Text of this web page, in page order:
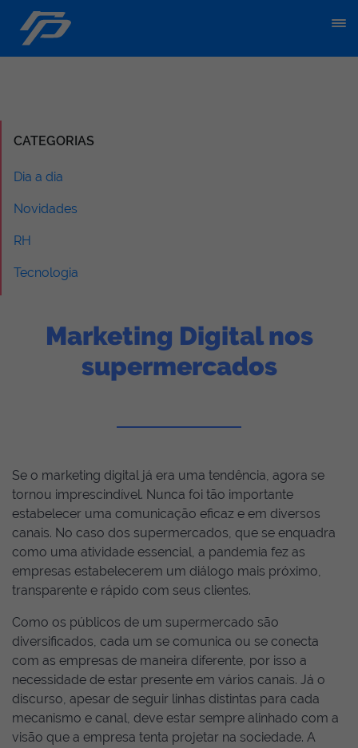
CATEGORIAS
Dia a dia
Novidades
RH
Tecnologia
Marketing Digital nos
supermercados
Se o marketing digital já era uma tendência, agora se
tornou imprescindível. Nunca foi tão importante
estabelecer uma comunicação eficaz e em diversos
canais. No caso dos supermercados, que se enquadra
como uma atividade essencial, a pandemia fez as
empresas estabelecerem um diálogo mais próximo,
transparente e rápido com seus clientes.
Como os públicos de um supermercado são
diversificados, cada um se comunica ou se conecta
com as empresas de maneira diferente, por isso a
necessidade de estar presente em vários canais. Já o
discurso, apesar de seguir linhas distintas para cada
mecanismo e canal, deve estar sempre alinhado com a
visão que a empresa tenta projetar na sociedade. A